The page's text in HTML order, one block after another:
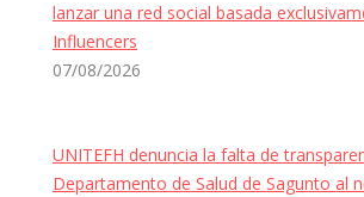
lanzar una red social basada
Influencers
07/08/2026
UNITEFH denuncia la falta de
Departamento de Salud de Sagunto al